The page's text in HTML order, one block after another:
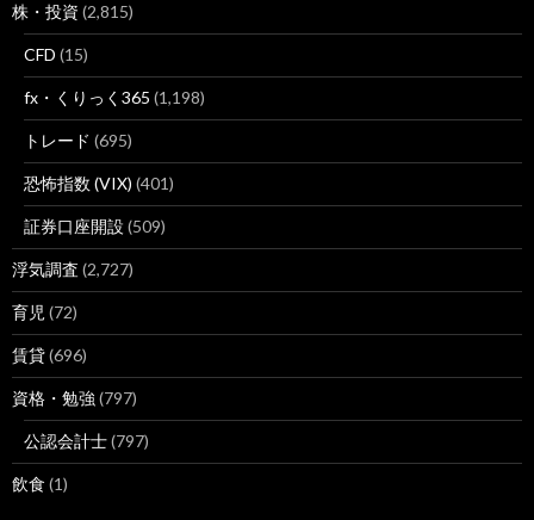
株・投資 (2,815)
CFD (15)
fx・くりっく365 (1,198)
トレード (695)
恐怖指数 (VIX) (401)
証券口座開設 (509)
浮気調査 (2,727)
育児 (72)
賃貸(696)
資格・勉強 (797)
公認会計士(797)
飲食 (1)